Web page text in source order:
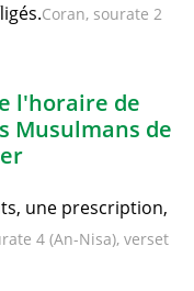
Coran, sourate 2
l'horaire de
Musulmans de
une prescription,
4 (An-Nisa), verset